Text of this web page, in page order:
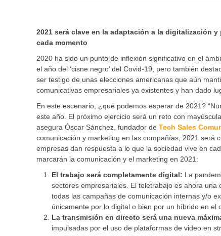
2021 será clave en la adaptación a la digitalización
cada momento
2020 ha sido un punto de inflexión significativo en el
el año del ‘cisne negro’ del Covid-19, pero también
ser testigo de unas elecciones americanas que aún
comunicativas empresariales ya existentes y han dado
En este escenario, ¿qué podemos esperar de 2021?
este año. El próximo ejercicio será un reto con
asegura Óscar Sánchez, fundador de Tech Sales
comunicación y marketing en las compañías, 2021 será
empresas dan respuesta a lo que la sociedad vive en
marcarán la comunicación y el marketing en 2021:
El trabajo será completamente digital: La
sectores empresariales. El teletrabajo es ahora
todas las campañas de comunicación internas y/o
únicamente por lo digital o bien por un híbrido en el
La transmisión en directo será una nueva
impulsadas por el uso de plataformas de video en